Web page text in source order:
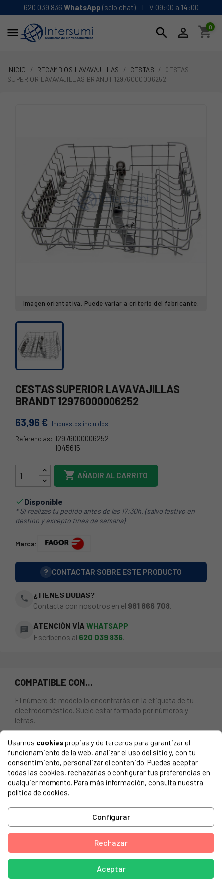
620 039 836 WhatsApp (solo chat) - L-V 09:00 a 14:00
 search  shopping_cart
0
INICIO RECAMBIOS LAVAVAJILLAS CESTAS
CESTAS
SUPERIOR LAVAVAJILLAS BRANDT 12976000006252
Imagen orientativa. Puede variar a criterio del fabricante.
CESTAS SUPERIOR LAVAVAJILLAS
BRANDT 12976000006252
63,96 € Impuestos incluidos
Referencias: 12976000006252
1045615
 AÑADIR AL CARRITO
Disponible
* Si realizas tu pedido antes de las 17:30h. (salvo festivo en
destino y excepto fines de semana)
Marca:
? CONTACTAR SOBRE ESTE PRODUCTO
phone
¿TIENES DUDAS?
Contacta con nosotros en el 981 866 708.
chat ATENCIÓN VÍA WHATSAPP
Escríbenos al 620 039 836
COMPATIBLE CON...
El número de modelo lo encontrarás en la etiqueta de tu
electrodoméstico. Suele estar formado por números y
letras.
CESTAS SUPERIOR LAVAVAJILLAS BRANDT AS0072384
AMICA, 1190538 GSP 542 010 SI-1
AMICA, 1191461 EGSPV 597 910
AMICA, 1191469 GSP 546 110 W
AMICA, 1191501 EGSPV 596 910
Usamos cookiespropias y de terceros para garantizar el
funcionamiento de la web, analizar el uso del sitio y, con tu
consentimiento, personalizar el contenido. Puedes aceptar
todas las cookies, rechazarlas o configurar tus preferencias en
cualquier momento. Para más información, consulta nuestra
política de cookies.
Configurar
Rechazar
Aceptar